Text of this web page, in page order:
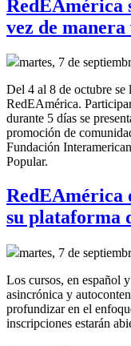
RedEAmérica
vez de
martes, 7 de
Del 4 al 8 de octubre se
RedEAmérica.
durante 5 días se
promoción de
Fundación
Popular.
RedEAmérica
su plataforma
martes, 7 de
Los cursos, en español
asincrónica y
profundizar en el
inscripciones estarán